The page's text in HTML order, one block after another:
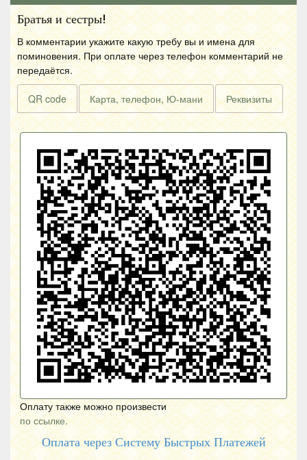
Братья и сестры!
В комментарии укажите какую требу вы и имена для
поминовения. При оплате через телефон комментарий не
передаётся.
QR code Карта, телефон, Ю-мани Реквизиты
Оплату также можно произвести
по ссылке.
Оплата через Систему Быстрых Платежей